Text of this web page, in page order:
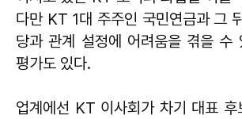
다만 KT 1대 주주인 국민연금과 그
당과 관계 설정에 어려움을 겪을 수
평가도 있다.
업계에선 KT 이사회가 차기 대표